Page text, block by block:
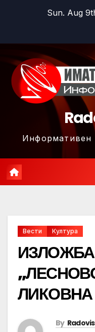
Sun. Aug
Информативен
Вести Култура
By